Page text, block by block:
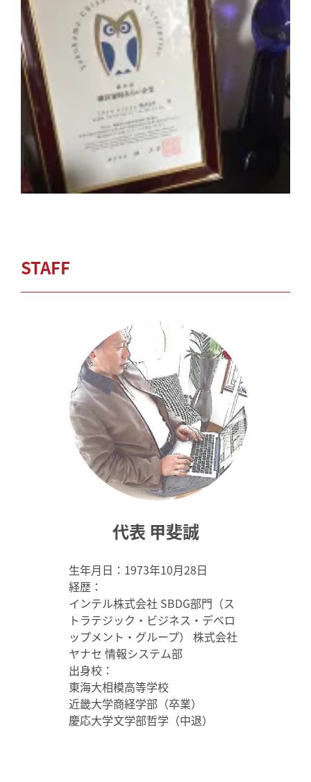
STAFF
代表 甲斐誠
生年月日：1973年10月28日
経歴：
インテル株式会社 SBDG部門（ス
トラテジック・ビジネス・デベロ
ップメント・グループ） 株式会社
ヤナセ 情報システム部
出身校：
東海大相模高等学校
近畿大学商経学部（卒業）
慶応大学文学部哲学（中退）